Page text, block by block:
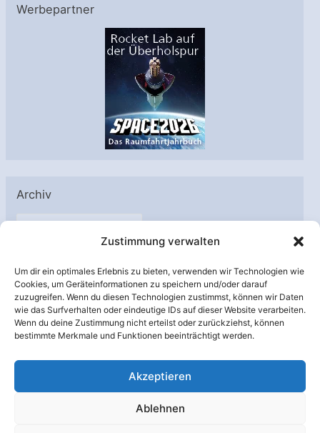
Zustimmung verwalten
Um dir ein optimales Erlebnis zu bieten, verwenden wir Technologien wie
Cookies, um Geräteinformationen zu speichern und/oder darauf
zuzugreifen. Wenn du diesen Technologien zustimmst, können wir Daten
wie das Surfverhalten oder eindeutige IDs auf dieser Website verarbeiten.
Wenn du deine Zustimmung nicht erteilst oder zurückziehst, können
bestimmte Merkmale und Funktionen beeinträchtigt werden.
Akzeptieren
Ablehnen
Werbepartner
Archiv
A
h
i
v
Unterstützt von: